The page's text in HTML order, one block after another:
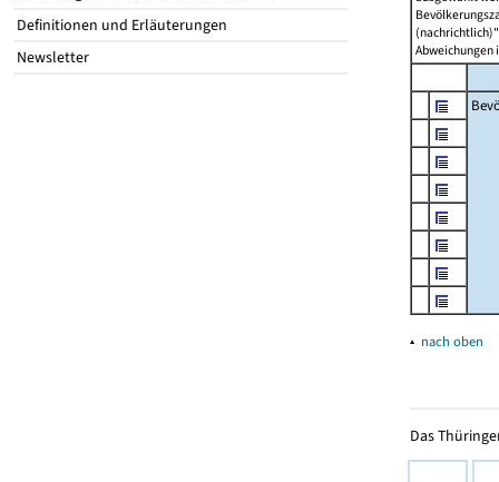
Definitionen und Erläuterungen
Newsletter
Abweichungen
▴ nach oben
Das